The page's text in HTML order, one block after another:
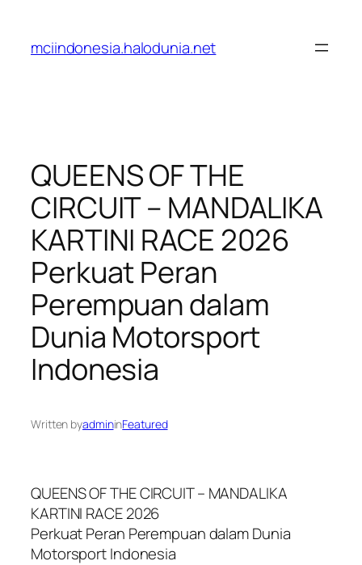
konten
mciindonesia.halodunia.net
QUEENS OF THE
CIRCUIT – MANDALIKA
KARTINI RACE 2026
Perkuat Peran
Perempuan dalam
Dunia Motorsport
Indonesia
Written byadmininFeatured
QUEENS OF THE CIRCUIT – MANDALIKA
KARTINI RACE 2026
Perkuat Peran Perempuan dalam Dunia
Motorsport Indonesia